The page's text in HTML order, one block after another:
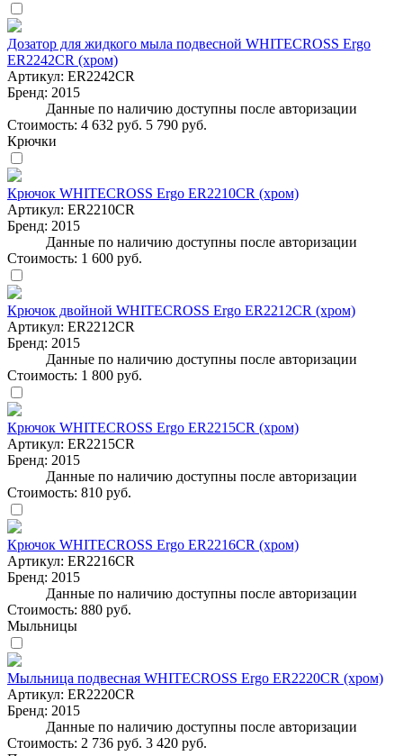
Дозатор для жидкого мыла подвесной WHITECROSS Ergo
ER2242CR (хром)
Артикул: ER2242CR
Бренд: 2015
Данные по наличию доступны после авторизации
Стоимость: 4 632 руб. 5 790 руб.
Крючки
Крючок WHITECROSS Ergo ER2210CR (хром)
Артикул: ER2210CR
Бренд: 2015
Данные по наличию доступны после авторизации
Стоимость: 1 600 руб.
Крючок двойной WHITECROSS Ergo ER2212CR (хром)
Артикул: ER2212CR
Бренд: 2015
Данные по наличию доступны после авторизации
Стоимость: 1 800 руб.
Крючок WHITECROSS Ergo ER2215CR (хром)
Артикул: ER2215CR
Бренд: 2015
Данные по наличию доступны после авторизации
Стоимость: 810 руб.
Крючок WHITECROSS Ergo ER2216CR (хром)
Артикул: ER2216CR
Бренд: 2015
Данные по наличию доступны после авторизации
Стоимость: 880 руб.
Мыльницы
Мыльница подвесная WHITECROSS Ergo ER2220CR (хром)
Артикул: ER2220CR
Бренд: 2015
Данные по наличию доступны после авторизации
Стоимость: 2 736 руб. 3 420 руб.